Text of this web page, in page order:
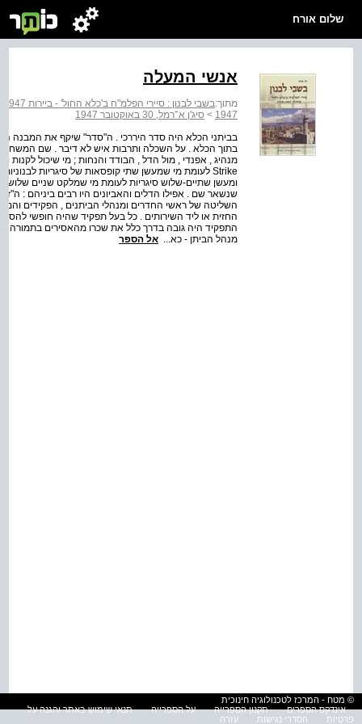
שלום אורח
אנשי המעלה
מתוך:בשבי לבנון : סיירי הפלמ"ח ב'כלא החול' - ביירות 1947 - 1949
1947‬
> סיג'ן א־רמל, 30 באוקטובר 1947
בביתני הכלא היה סדר היררכי . ה"סדר" שיקף את המבנה
בתוך הכלא . על השכלה ותרבות איש לא דיבר . שם המשחק
ומעשן שתיים-שלוש סיגריות לעומת מי שמלקט שניים
שנשאר שם . אפילו הדלים והאביונים היו רבים ביניהם :
השליטה של ראשי החדרים ומנהלי הביתנים , הפקידים
החזית או ליד השירותים . כל בעל תפקיד שהיה חופשי
התפקיד היה גובה בדרך כלל את שכרו מהאסירים בתמורה
מנהל הביתן - כא... אל הספר
© מטח - המרכז לטכנולוגיה חינוכית
אינדקס הספרים
תקנון הספרייה על הספרייה
תנאי שימוש באתר והגנה על
פרטיות
הסדרי נגישות עזרה